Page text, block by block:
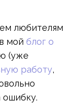
любителям
мой блог о
(уже
работу,